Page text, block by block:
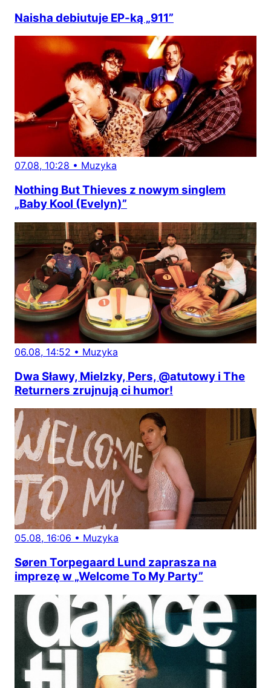
Naisha debiutuje EP-ką „911”
07.08, 10:28 • Muzyka
Nothing But Thieves z nowym singlem
„Baby Kool (Evelyn)”
06.08, 14:52 • Muzyka
Dwa Sławy, Mielzky, Pers, @atutowy i The
Returners zrujnują ci humor!
05.08, 16:06 • Muzyka
Søren Torpegaard Lund zaprasza na
imprezę w „Welcome To My Party”